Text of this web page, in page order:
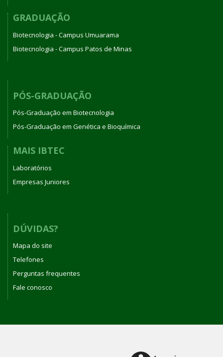
GRADUAÇÃO
Biotecnologia - Campus Umuarama
Biotecnologia - Campus Patos de Minas
PÓS-GRADUAÇÃO
Pós-Graduação em Biotecnologia
Pós-Graduação em Genética e Bioquímica
MAIS IBTEC
Laboratórios
Empresas Juniores
DÚVIDAS?
Mapa do site
Telefones
Perguntas frequentes
Fale conosco